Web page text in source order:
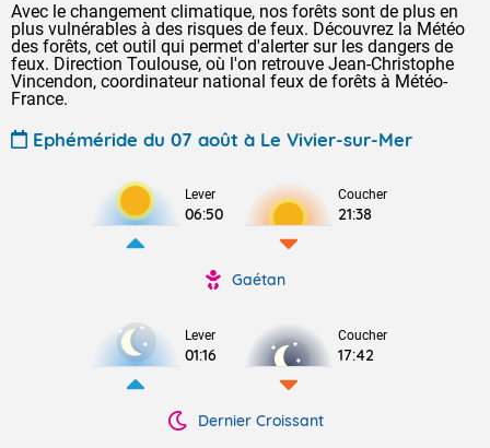
Avec le changement climatique, nos forêts sont de plus en
plus vulnérables à des risques de feux. Découvrez la Météo
des forêts, cet outil qui permet d'alerter sur les dangers de
feux. Direction Toulouse, où l'on retrouve Jean-Christophe
Vincendon, coordinateur national feux de forêts à Météo-
France.
Ephéméride du 07 août à Le Vivier-sur-Mer
Lever
06:50
Coucher
21:38
Gaétan
Lever
01:16
Coucher
17:42
Dernier Croissant